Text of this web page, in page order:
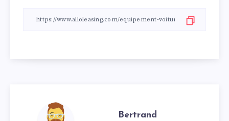
Bertrand